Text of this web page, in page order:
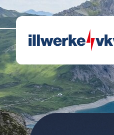
Direkt zum Inhalt
Direkt zur Navigation